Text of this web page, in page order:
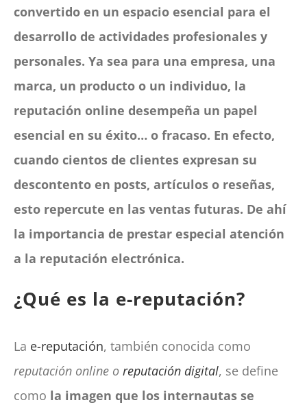
convertido en un espacio esencial para el
desarrollo de actividades profesionales y
personales. Ya sea para una empresa, una
marca, un producto o un individuo, la
reputación online desempeña un papel
esencial en su éxito… o fracaso. En efecto,
cuando cientos de clientes expresan su
descontento en posts, artículos o reseñas,
esto repercute en las ventas futuras. De ahí
la importancia de prestar especial atención
a la reputación electrónica.
¿Qué es la e-reputación?
La e-reputación, también conocida como
reputación online oreputación digital, se define
como la imagen que los internautas se